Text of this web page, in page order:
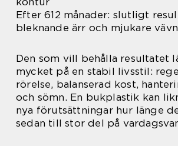
Efter 612 månader: slutligt
bleknande ärr och mjukare
Den som vill behålla resultatet
mycket på en stabil livsstil:
rörelse, balanserad kost,
och sömn. En bukplastik kan
nya förutsättningar hur länge
sedan till stor del på